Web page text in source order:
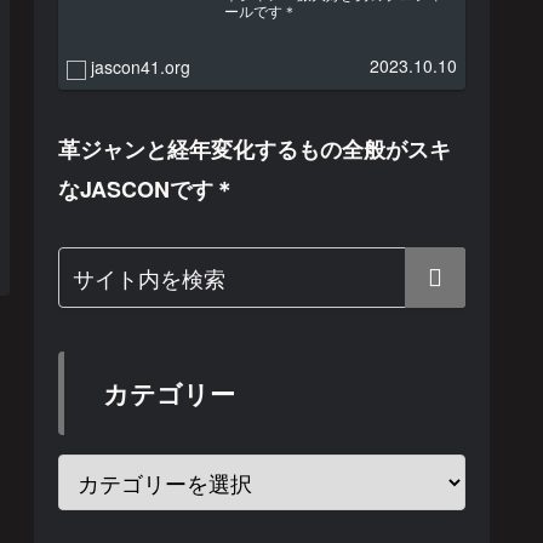
ールです＊
jascon41.org 2023.10.10
革ジャンと経年変化するもの全般がスキ
なJASCONです＊
カテゴリー